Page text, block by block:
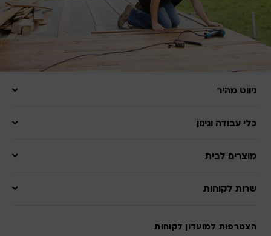
ניווט מהיר
כלי עבודה וגינון
מוצרים לבית
שרות לקוחות
הצטרפות למועדון לקוחות